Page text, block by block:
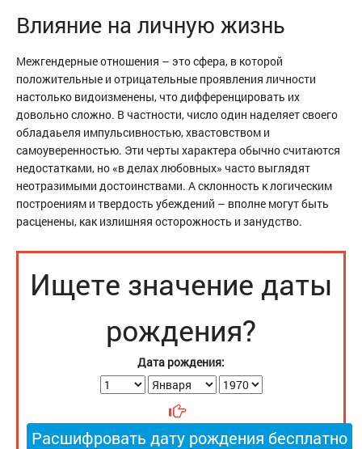
Влияние на личную жизнь
Межгендерные отношения – это сфера, в которой
положительные и отрицательные проявления личности
настолько видоизменены, что дифференцировать их
довольно сложно. В частности, число один наделяет своего
обладаьеля импульсивностью, хвастовством и
самоуверенностью. Эти черты характера обычно считаются
недостатками, но «в делах любовных» часто выглядят
неотразимыми достоинствами. А склонность к логическим
построениям и твердость убеждений – вполне могут быть
расценены, как излишняя осторожность и занудство.
Ищете значение даты
рождения?
Дата рождения:
Расшифровать дату рождения бесплатно